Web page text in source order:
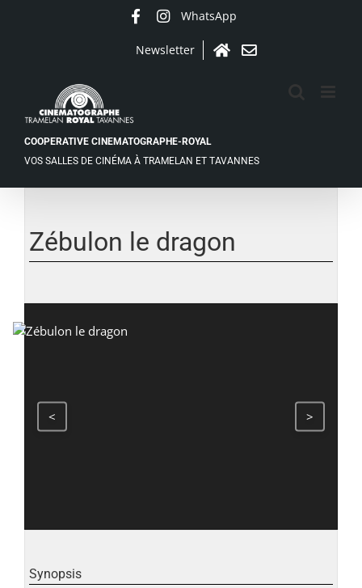
WhatsApp
Newsletter
AccueilContact
COOPERATIVE CINEMATOGRAPHE-ROYAL
VOS SALLES DE CINÉMA À TRAMELAN ET TAVANNES
Zébulon le dragon
< >
Synopsis